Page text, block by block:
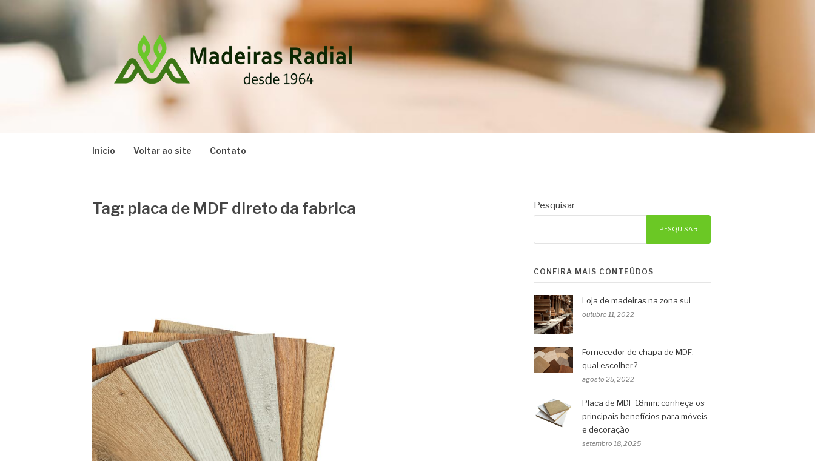
para
conteúdo
MADEIRAS RADIAL
Início Voltar ao site Contato
Tag: placa de MDF direto da fabrica Pesquisar
PESQUISAR
CONFIRA MAIS CONTEÚDOS
Loja de madeiras na zona sul
outubro 11, 2022
Fornecedor de chapa de MDF:
qual escolher?
agosto 25, 2022
Placa de MDF 18mm: conheça os
principais benefícios para móveis
e decoração
setembro 18, 2025